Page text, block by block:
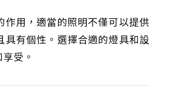
用，適當的照明不僅可以提供
有個性。選擇合適的燈具和設
受。